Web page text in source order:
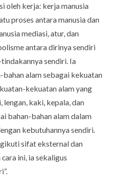
oleh kerja: kerja manusia
proses antara manusia dan
mediasi, atur, dan
antara dirinya sendiri
sendiri. Ia
bahan alam sebagai kekuatan
kekuatan alam yang
kaki, kepala, dan
bahan-bahan alam dalam
kebutuhannya sendiri.
sifat eksternal dan
ini, ia sekaligus